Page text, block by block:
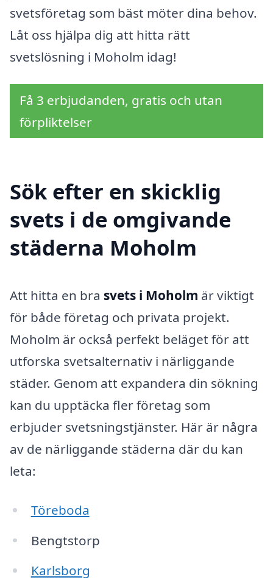
svetsföretag som bäst möter dina behov.
Låt oss hjälpa dig att hitta rätt
svetslösning i Moholm idag!
Få 3 erbjudanden, gratis och utan
förpliktelser
Sök efter en skicklig
svets i de omgivande
städerna Moholm
Att hitta en bra svets i Moholm är viktigt
för både företag och privata projekt.
Moholm är också perfekt beläget för att
utforska svetsalternativ i närliggande
städer. Genom att expandera din sökning
kan du upptäcka fler företag som
erbjuder svetsningstjänster. Här är några
av de närliggande städerna där du kan
leta:
Töreboda
Bengtstorp
Karlsborg